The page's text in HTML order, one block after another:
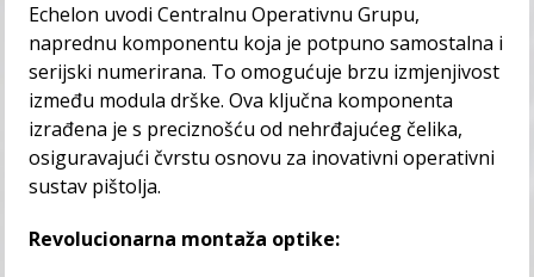
Echelon uvodi Centralnu Operativnu Grupu,
naprednu komponentu koja je potpuno samostalna i
serijski numerirana. To omogućuje brzu izmjenjivost
između modula drške. Ova ključna komponenta
izrađena je s preciznošću od nehrđajućeg čelika,
osiguravajući čvrstu osnovu za inovativni operativni
sustav pištolja.
Revolucionarna montaža optike: